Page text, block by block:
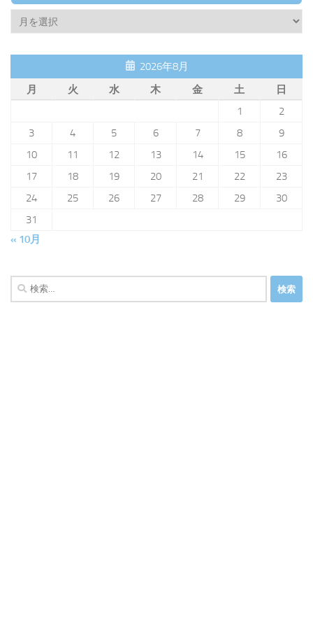
Archive
2026年8月
月
火 水 木 金 土
日
1
2
3
4 5 6 7 8
9
10
11 12 13 14 15
16
17
18 19 20 21 22
23
24
25 26 27 28 29
30
31
« 10月
検
索: